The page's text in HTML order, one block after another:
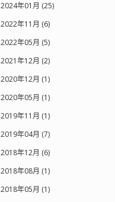
2024年01月 (25)
2022年11月 (6)
2022年05月 (5)
2021年12月 (2)
2020年12月 (1)
2020年05月 (1)
2019年11月 (1)
2019年04月 (7)
2018年12月 (6)
2018年08月 (1)
2018年05月 (1)